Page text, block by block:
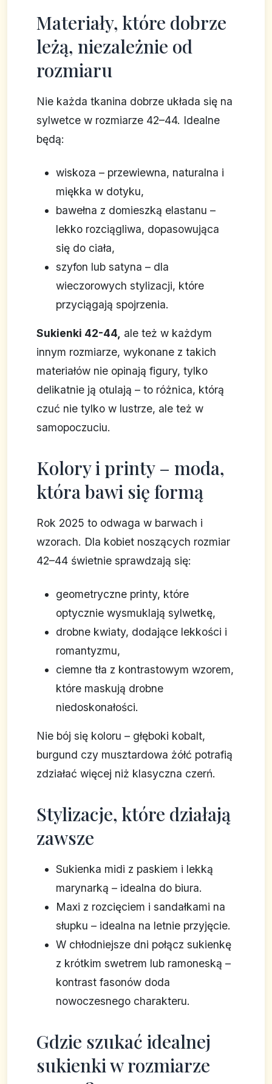
Materiały, które dobrze
leżą, niezależnie od
rozmiaru
Nie każda tkanina dobrze układa się na
sylwetce w rozmiarze 42–44. Idealne
będą:
wiskoza – przewiewna, naturalna i
miękka w dotyku,
bawełna z domieszką elastanu –
lekko rozciągliwa, dopasowująca
się do ciała,
szyfon lub satyna – dla
wieczorowych stylizacji, które
przyciągają spojrzenia.
Sukienki 42-44, ale też w każdym
innym rozmiarze, wykonane z takich
materiałów nie opinają figury, tylko
delikatnie ją otulają – to różnica, którą
czuć nie tylko w lustrze, ale też w
samopoczuciu.
Kolory i printy – moda,
która bawi się formą
Rok 2025 to odwaga w barwach i
wzorach. Dla kobiet noszących rozmiar
42–44 świetnie sprawdzają się:
geometryczne printy, które
optycznie wysmuklają sylwetkę,
drobne kwiaty, dodające lekkości i
romantyzmu,
ciemne tła z kontrastowym wzorem,
które maskują drobne
niedoskonałości.
Nie bój się koloru – głęboki kobalt,
burgund czy musztardowa żółć potrafią
zdziałać więcej niż klasyczna czerń.
Stylizacje, które działają
zawsze
Sukienka midi z paskiem i lekką
marynarką – idealna do biura.
Maxi z rozcięciem i sandałkami na
słupku – idealna na letnie przyjęcie.
W chłodniejsze dni połącz sukienkę
z krótkim swetrem lub ramoneską –
kontrast fasonów doda
nowoczesnego charakteru.
Gdzie szukać idealnej
sukienki w rozmiarze